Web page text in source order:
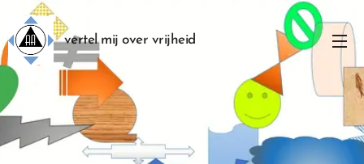
vertel mij over vrijheid